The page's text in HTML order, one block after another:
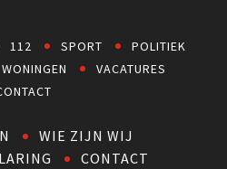
112 SPORT
POLITIEK
WONINGEN
VACATURES
WIE ZIJN WIJ
CONTACT